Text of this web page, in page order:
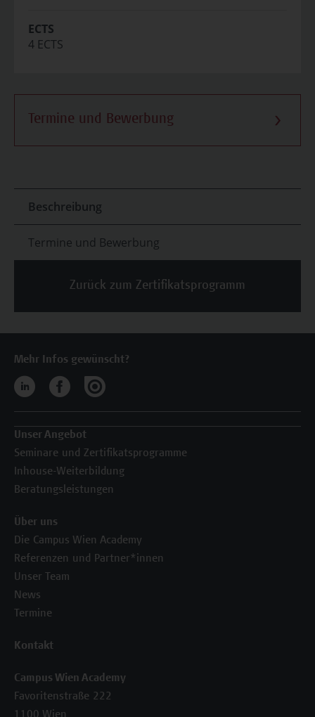
ECTS
4 ECTS
Termine und Bewerbung
Beschreibung
Termine und Bewerbung
Zurück zum Zertifikatsprogramm
Mehr Infos gewünscht?
Unser Angebot
Seminare und Zertifikatsprogramme
Inhouse-Weiterbildung
Beratungsleistungen
Über uns
Die Campus Wien Academy
Referenzen und Partner*innen
Unser Team
News
Termine
Kontakt
Campus Wien Academy
Favoritenstraße 222